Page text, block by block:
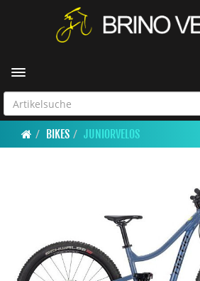
Toggle navigation
BIKES JUNIORVELOS